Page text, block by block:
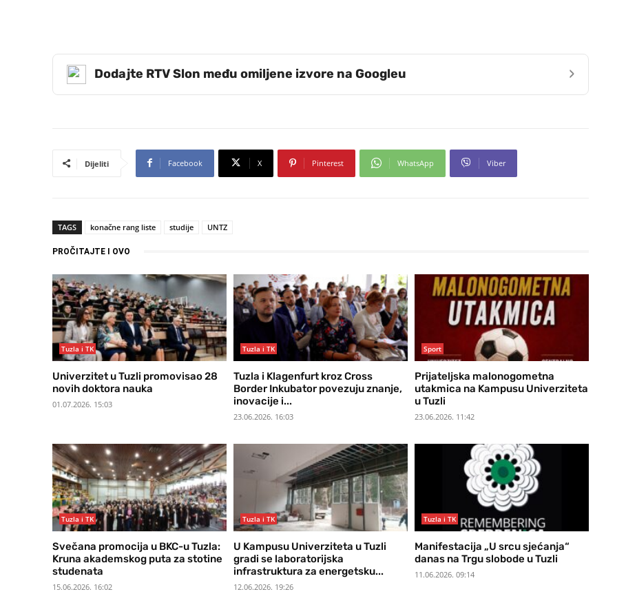
Dodajte RTV Slon među omiljene izvore na Googleu ›
Dijeliti Facebook X Pinterest WhatsApp Viber
TAGS konačne rang liste studije UNTZ
PROČITAJTE I OVO
Tuzla i TK
Univerzitet u Tuzli promovisao 28
novih doktora nauka
01.07.2026. 15:03
Tuzla i TK
Tuzla i Klagenfurt kroz Cross
Border Inkubator povezuju znanje,
inovacije i...
23.06.2026. 16:03
Sport
Prijateljska malonogometna
utakmica na Kampusu Univerziteta
u Tuzli
23.06.2026. 11:42
Tuzla i TK
Svečana promocija u BKC-u Tuzla:
Kruna akademskog puta za stotine
studenata
15.06.2026. 16:02
Tuzla i TK
U Kampusu Univerziteta u Tuzli
gradi se laboratorijska
infrastruktura za energetsku...
12.06.2026. 19:26
Tuzla i TK
Manifestacija „U srcu sjećanja“
danas na Trgu slobode u Tuzli
11.06.2026. 09:14